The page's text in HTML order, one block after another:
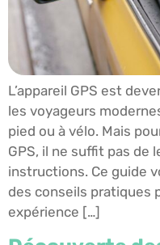
L’appareil GPS est
les voyageurs
pied ou à vélo. Mais
GPS, il ne suffit pas de
instructions. Ce guide
des conseils pratiques
expérience […]